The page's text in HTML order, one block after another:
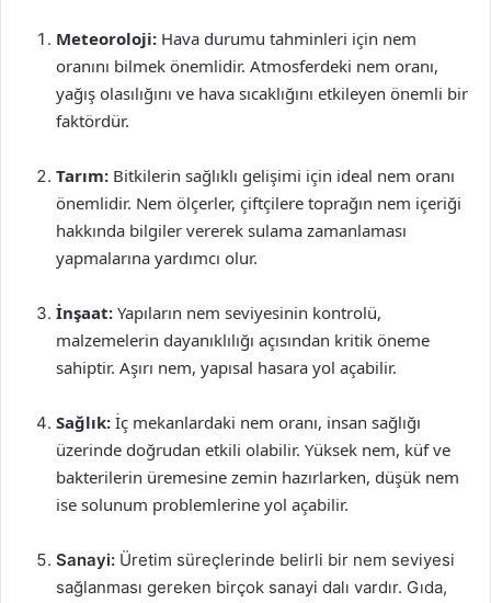
Meteoroloji: Hava durumu tahminleri için nem
oranını bilmek önemlidir. Atmosferdeki nem oranı,
yağış olasılığını ve hava sıcaklığını etkileyen önemli bir
faktördür.
Tarım: Bitkilerin sağlıklı gelişimi için ideal nem oranı
önemlidir. Nem ölçerler, çiftçilere toprağın nem içeriği
hakkında bilgiler vererek sulama zamanlaması
yapmalarına yardımcı olur.
İnşaat: Yapıların nem seviyesinin kontrolü,
malzemelerin dayanıklılığı açısından kritik öneme
sahiptir. Aşırı nem, yapısal hasara yol açabilir.
Sağlık: İç mekanlardaki nem oranı, insan sağlığı
üzerinde doğrudan etkili olabilir. Yüksek nem, küf ve
bakterilerin üremesine zemin hazırlarken, düşük nem
ise solunum problemlerine yol açabilir.
Sanayi: Üretim süreçlerinde belirli bir nem seviyesi
sağlanması gereken birçok sanayi dalı vardır. Gıda,